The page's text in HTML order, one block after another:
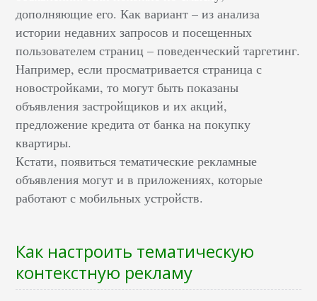
дополняющие его. Как вариант – из анализа
истории недавних запросов и посещенных
пользователем страниц – поведенческий таргетинг.
Например, если просматривается страница с
новостройками, то могут быть показаны
объявления застройщиков и их акций,
предложение кредита от банка на покупку
квартиры.
Кстати, появиться тематические рекламные
объявления могут и в приложениях, которые
работают с мобильных устройств.
Как настроить тематическую
контекстную рекламу